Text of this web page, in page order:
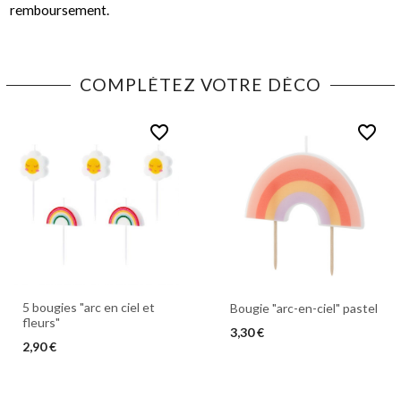
remboursement.
COMPLÉTEZ VOTRE DÉCO
favorite_border
5 bougies "arc en ciel et
fleurs"
2,90 €
favorite_border
Bougie "arc-en-ciel" pastel
3,30 €